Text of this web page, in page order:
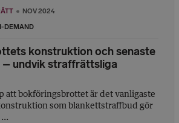
NOV 2024
DEMAND
konstruktion och senaste
– undvik straffrättsliga
att bokföringsbrottet är det vanligaste
som blankettstraffbud gör